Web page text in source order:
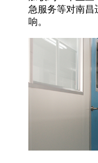
急服务等对南昌
响。